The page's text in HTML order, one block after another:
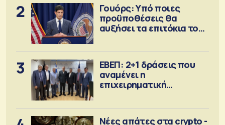
2
Γουόρς: Υπό ποιες
προϋποθέσεις θα
αυξήσει τα επιτόκια τον
3
ΕΒΕΠ: 2+1 δράσεις που
αναμένει η
επιχειρηματική
Νέες απάτες στα crypto -